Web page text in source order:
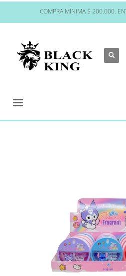
COMPRA MÍNIMA $ 200.000.